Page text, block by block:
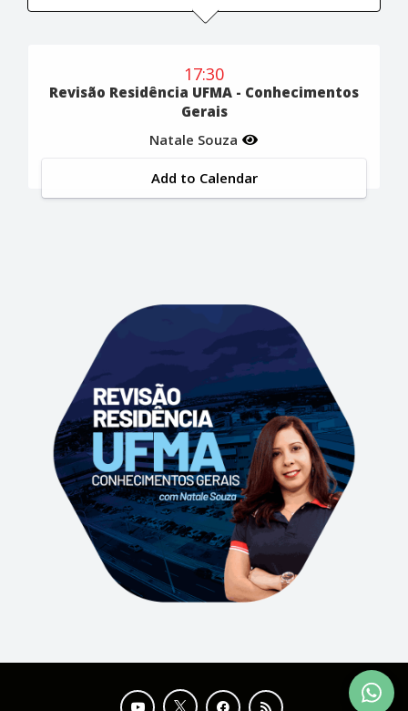
17:30
Revisão Residência UFMA - Conhecimentos
Gerais
Natale Souza
Add to Calendar